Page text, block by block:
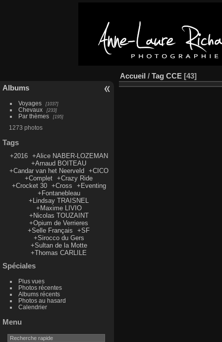
Albums
Voyages 1037
Chevaux 233
Par thèmes 195
1273 photos
Tags
+2016
+Alice NABER-LOZEMAN
+Arnaud BOITEAU
+Candar van het Neerveld
+CICO
+Complet
+Crazy Ride
+Crocket 30
+Cross
+Eventing
+Fontanebleau
+Lindsay TRAISNEL
+Maxime LIVIO
+Nicolas TOUZAINT
+Opium de Verrieres
+Selle Français
+SF
+Sirocco du Gers
+Sultan de la Motte
+Thomas CARLILE
Spéciales
Plus vues
Photos récentes
Albums récents
Photos au hasard
Calendrier
Menu
Accueil / Tag CCE 43